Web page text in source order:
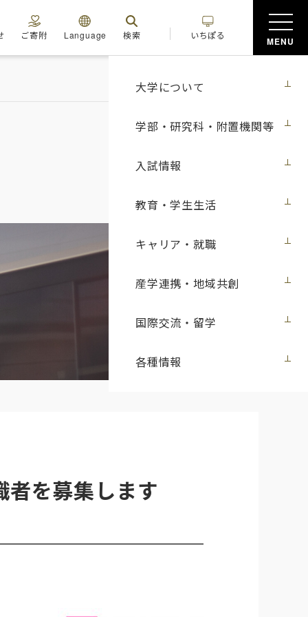
大学について
学部・研究科・附置機関等
入試情報
教育・学生生活
キャリア・就職
産学連携・地域共創
国際交流・留学
各種情報
ご寄附 Language 検索 いちぽる
MENU
を募集します